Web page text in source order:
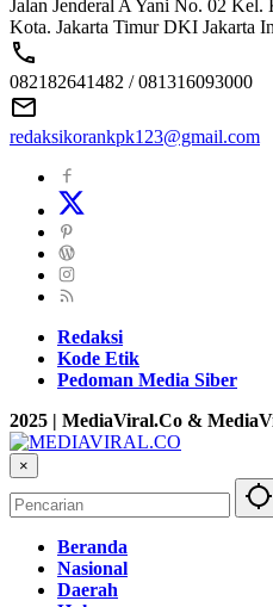
Jalan Jenderal A Yani No. 02
Kota. Jakarta Timur DKI Jakarta
082182641482 / 081316093000
redaksikorankpk123@gmail.com
Redaksi
Kode Etik
Pedoman Media Siber
2025 | MediaViral.Co &
×
Beranda
Nasional
Daerah